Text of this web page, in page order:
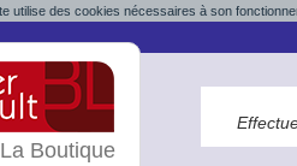
utilise des cookies nécessaires à son
La Boutique